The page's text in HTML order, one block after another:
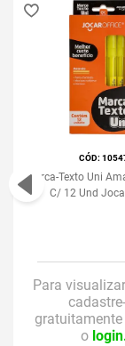
:
Marca-Texto Uni
C/ 12 Und
Para
o